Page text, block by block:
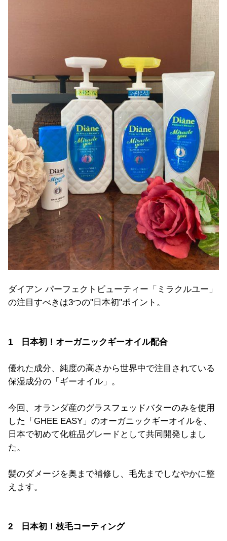
ダイアン パーフェクトビューティー「ミラクルユー」
の注目すべきは3つの"日本初"ポイント。
1 日本初！オーガニックギーオイル配合
優れた成分、純度の高さから世界中で注目されている
保湿成分の「ギーオイル」。
今回、オランダ産のグラスフェッドバターのみを使用
した「GHEE EASY」のオーガニックギーオイルを、
日本で初めて化粧品グレードとして共同開発しまし
た。
髪のダメージを奥まで補修し、毛先までしなやかに整
えます。
2 日本初！枝毛コーティング